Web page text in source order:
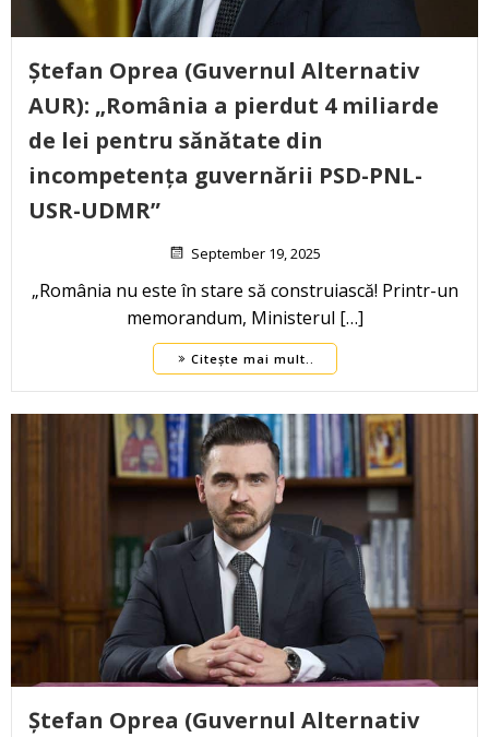
Ștefan Oprea (Guvernul Alternativ
AUR): „România a pierdut 4 miliarde
de lei pentru sănătate din
incompetența guvernării PSD-PNL-
USR-UDMR”
September 19, 2025
„România nu este în stare să construiască! Printr-un
memorandum, Ministerul […]
Citește mai mult..
Ștefan Oprea (Guvernul Alternativ